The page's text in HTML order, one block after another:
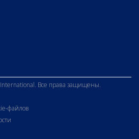
Все права защищены.
файлов